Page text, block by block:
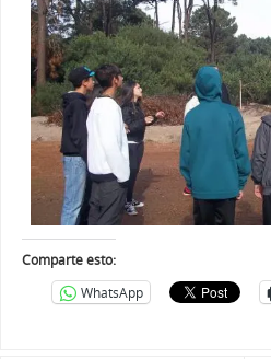
Comparte esto:
WhatsApp